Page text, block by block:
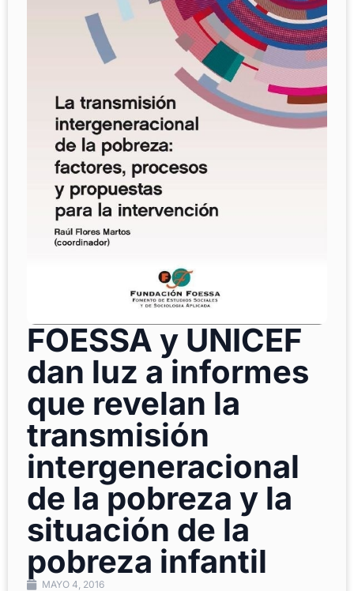
FOESSA y UNICEF
dan luz a informes
que revelan la
transmisión
intergeneracional
de la pobreza y la
situación de la
pobreza infantil
MAYO 4, 2016